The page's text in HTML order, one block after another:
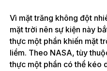
Vì mặt trăng không đột
mặt trời nên sự kiện này
thực một phần khiến mặt
liềm. Theo NASA, tùy
thực một phần có thể kéo